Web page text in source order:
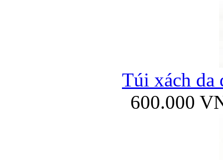
Túi xách da
600.000